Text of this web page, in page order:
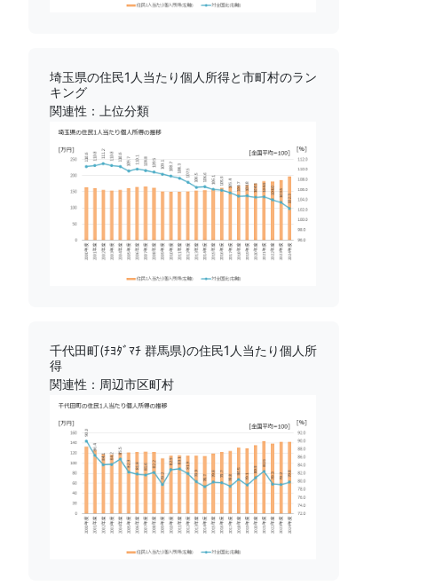
埼玉県の住民1人当たり個人所得と市町村のラン
キング
関連性：上位分類
千代田町(ﾁﾖﾀﾞﾏﾁ 群馬県)の住民1人当たり個人所
得
関連性：周辺市区町村